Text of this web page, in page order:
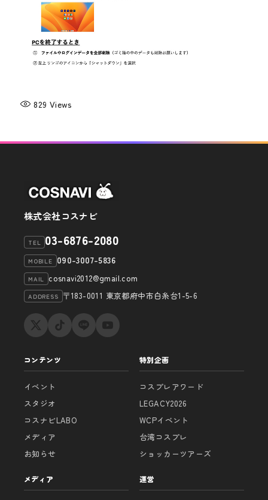
829 Views
株式会社コスナビ
TEL 03-6876-2080
MOBILE 090-3007-5836
MAIL cosnavi2012@gmail.com
ADDRESS 〒183-0011 東京都府中市白糸台1-5-6
コンテンツ
イベント
スタジオ
コスナビLABO
メディア
お知らせ
特別企画
コスプレアワード
LEGACY2026
WCPイベント
台湾コスプレ
ショッカーツアーズ
メディア 運営